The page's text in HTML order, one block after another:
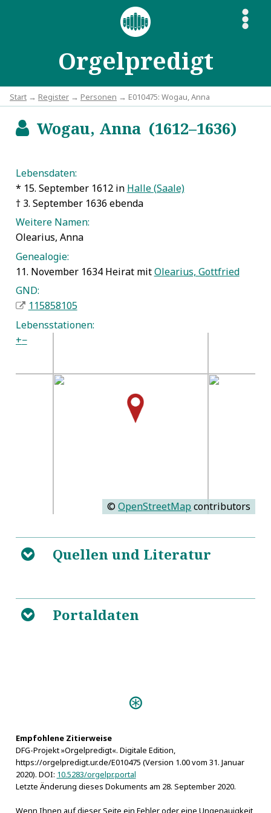
Orgelpredigt
S
Start → Register → Personen → E010475: Wogau, Anna
bWogau, Anna (1612–1636)
Lebensdaten:
* 15. September 1612 in Halle (Saale)
† 3. September 1636 ebenda
Weitere Namen:
Olearius, Anna
Genealogie:
11. November 1634 Heirat mitOlearius, Gottfried
GND:
115858105
Lebensstationen:
+−
©OpenStreetMap contributors
B Quellen und Literatur
Olearius
B Portaldaten
Empfohlene Zitierweise
DFG-Projekt »Orgelpredigt«. Digitale Edition,
https://orgelpredigt.ur.de/E010475 (Version 1.00 vom 31. Januar
2020). DOI: 10.5283/orgelpr.portal
Letzte Änderung dieses Dokuments am 28. September 2020.
Wenn Ihnen auf dieser Seite ein Fehler oder eine Ungenauigkeit